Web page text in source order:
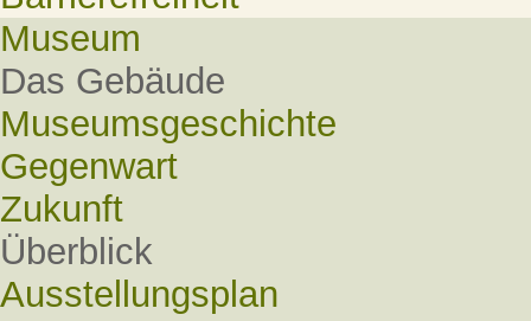
Museum
Das Gebäude
Museumsgeschichte
Gegenwart
Zukunft
Überblick
Ausstellungsplan